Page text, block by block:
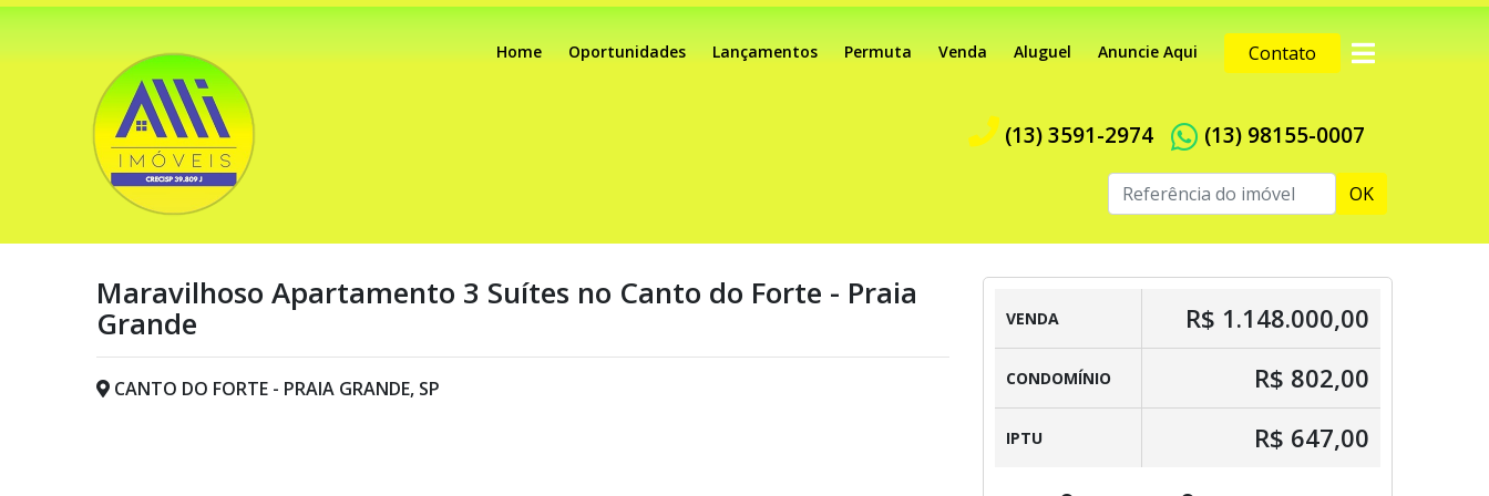
Home Oportunidades Lançamentos Permuta Venda Aluguel Anuncie Aqui Contato
(13) 3591-2974 (13) 98155-0007
OK
Maravilhoso Apartamento 3 Suítes no Canto do Forte - Praia
Grande
CANTO DO FORTE - PRAIA GRANDE, SP
VENDA R$ 1.148.000,00
CONDOMÍNIO R$ 802,00
IPTU R$ 647,00